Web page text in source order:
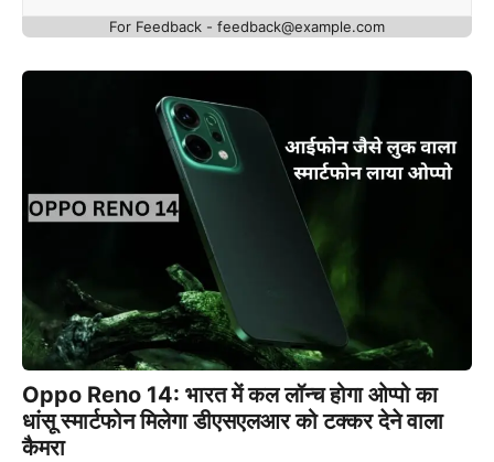
For Feedback - feedback@example.com
Oppo Reno 14: भारत में कल लॉन्च होगा ओप्पो का
धांसू स्मार्टफोन मिलेगा डीएसएलआर को टक्कर देने वाला
कैमरा